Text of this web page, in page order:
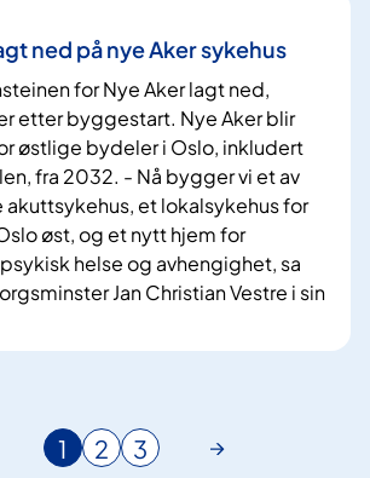
ned på nye Aker sykehus
for Nye Aker lagt ned,
etter byggestart. Nye Aker blir
østlige bydeler i Oslo, inkludert
fra 2032. - Nå bygger vi et av
et lokalsykehus for
øst, og et nytt hjem for
helse og avhengighet, sa
Jan Christian Vestre i sin
N
1
G
2
G
3